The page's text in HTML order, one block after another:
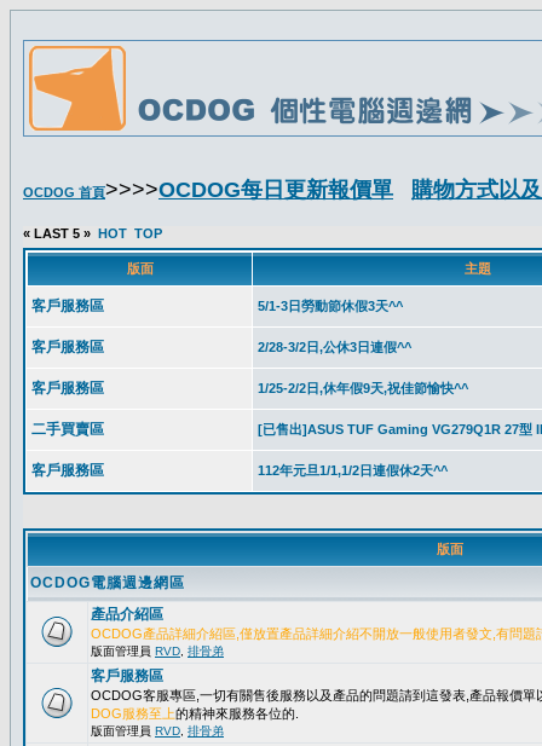
OCDOG 首頁>>>>OCDOG每日更新報價單 購物方式以
版面
OCDOG電腦週邊網區
產品介紹區
OCDOG產品詳細介紹區,僅放置產品詳細介紹不開放一般使用者發文,有問題
版面管理員 RVD 排骨弟
客戶服務區
OCDOG客服專區,一切有關售後服務以及產品的問題請到這發表,產品報價
DOG服務至上的精神來服務各位的.
版面管理員 RVD 排骨弟